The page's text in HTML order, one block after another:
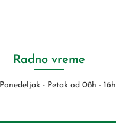
Radno vreme
Ponedeljak - Petak od 08h - 16h